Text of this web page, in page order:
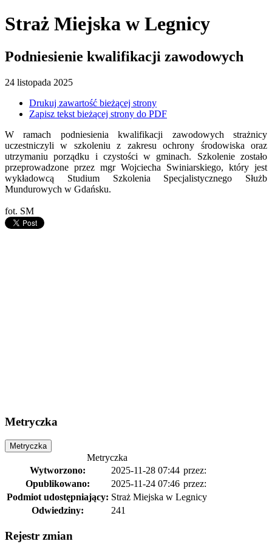
Straż Miejska w Legnicy
Podniesienie kwalifikacji zawodowych
24 listopada 2025
Drukuj zawartość bieżącej strony
Zapisz tekst bieżącej strony do PDF
W ramach podniesienia kwalifikacji zawodowych strażnicy
uczestniczyli w szkoleniu z zakresu ochrony środowiska oraz
utrzymaniu porządku i czystości w gminach. Szkolenie zostało
przeprowadzone przez mgr Wojciecha Swiniarskiego, który jest
wykładowcą Studium Szkolenia Specjalistycznego Służb
Mundurowych w Gdańsku.
fot. SM
Metryczka
Metryczka
Metryczka
Wytworzono:
2025-11-28 07:44 przez:
Opublikowano:
2025-11-24 07:46 przez:
Podmiot udostępniający: Straż Miejska w Legnicy
Odwiedziny:
241
Rejestr zmian